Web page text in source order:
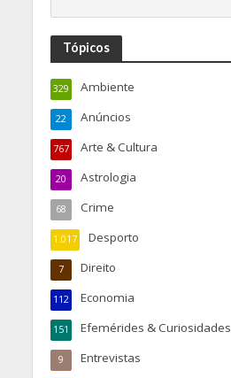
Tópicos
Ambiente
329
Anúncios
22
Arte & Cultura
767
Astrologia
20
Crime
68
Desporto
1.017
Direito
7
Economia
112
Efemérides & Curiosidades
151
Entrevistas
9